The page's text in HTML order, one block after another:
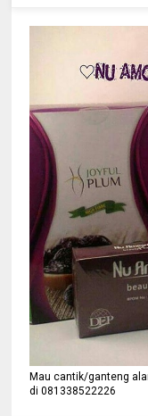
Mau cantik/ganteng
di 081338522226